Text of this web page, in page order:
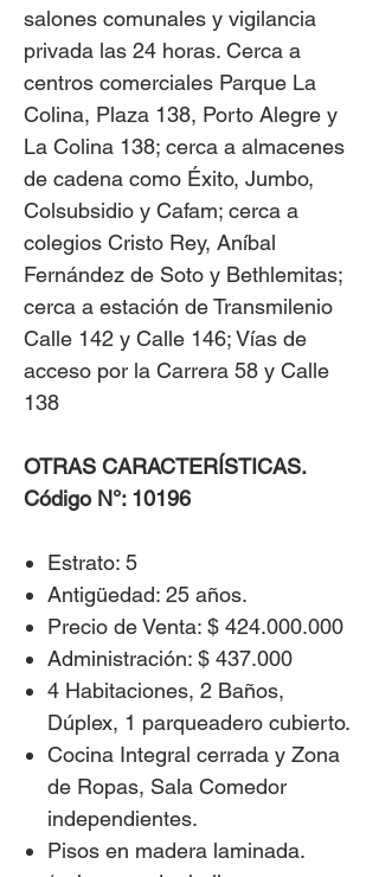
salones comunales y vigilancia
privada las 24 horas. Cerca a
centros comerciales Parque La
Colina, Plaza 138, Porto Alegre y
La Colina 138; cerca a almacenes
de cadena como Éxito, Jumbo,
Colsubsidio y Cafam; cerca a
colegios Cristo Rey, Aníbal
Fernández de Soto y Bethlemitas;
cerca a estación de Transmilenio
Calle 142 y Calle 146; Vías de
acceso por la Carrera 58 y Calle
138
OTRAS CARACTERÍSTICAS.
Código N°: 10196
​Estrato: 5
Antigüedad: 25 años.
Precio de Venta: $ 424.000.000
Administración: $ 437.000
4 Habitaciones, 2 Baños,
Dúplex, 1 parqueadero cubierto.
Cocina Integral cerrada y Zona
de Ropas, Sala Comedor
independientes.
Pisos en madera laminada.